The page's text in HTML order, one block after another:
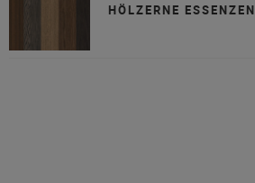
HÖLZERNE ESSENZEN